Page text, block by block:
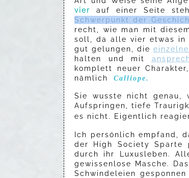
vierauf einer Seite
Schwerpunkt der
recht, wie man mit
soll, da alle vier etwas in
gut gelungen, die
halten und mit
komplett neuer
nämlich
Calliope.
Sie wusste nicht genau,
Aufspringen, tiefe
es nicht. Eigentlich
Ich persönlich empfand,
der High Society Sparte
durch ihr Luxusleben.
gewissenlose Masche.
Schwindeleien